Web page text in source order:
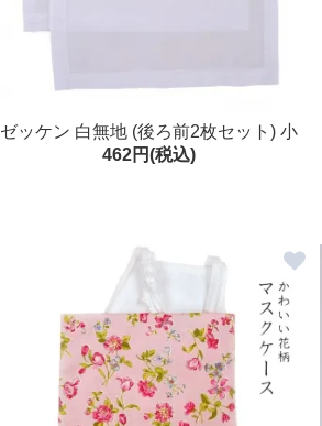
ゼッケン 白無地 (後ろ前2枚セット) 小
～大
462円(税込)